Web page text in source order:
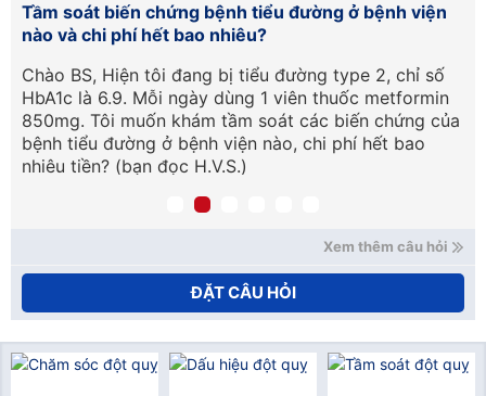
Tầm soát biến chứng bệnh tiểu đường ở bệnh viện
nào và chi phí hết bao nhiêu?
Chào BS, Hiện tôi đang bị tiểu đường type 2, chỉ số
HbA1c là 6.9. Mỗi ngày dùng 1 viên thuốc metformin
850mg. Tôi muốn khám tầm soát các biến chứng của
bệnh tiểu đường ở bệnh viện nào, chi phí hết bao
nhiêu tiền? (bạn đọc H.V.S.)
Xem thêm câu hỏi
ĐẶT CÂU HỎI